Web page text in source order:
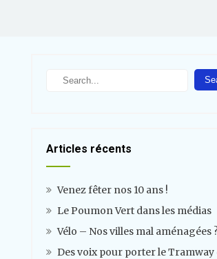
h
Articles récents
Venez fêter nos 10 ans !
Le Poumon Vert dans les médias
Vélo – Nos villes mal aménagées
Des voix pour porter le Tramway